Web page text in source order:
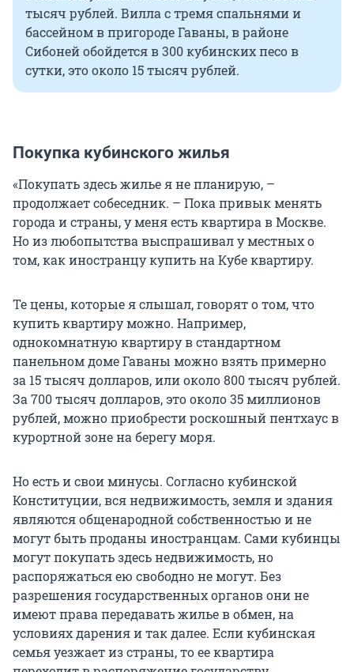
тысяч рублей. Вилла с тремя спальнями и
бассейном в пригороде Гаваны, в районе
Сибоней обойдется в 300 кубинских песо в
сутки, это около 15 тысяч рублей.
Покупка кубинского жилья
«Покупать здесь жилье я не планирую, –
продолжает собеседник. – Пока привык менять
города и страны, у меня есть квартира в Москве.
Но из любопытства выспрашивал у местных о
том, как иностранцу купить на Кубе квартиру.
Те цены, которые я слышал, говорят о том, что
купить квартиру можно. Например,
однокомнатную квартиру в стандартном
панельном доме Гаваны можно взять примерно
за 15 тысяч долларов, или около 800 тысяч рублей.
За 700 тысяч долларов, это около 35 миллионов
рублей, можно приобрести роскошный пентхаус в
курортной зоне на берегу моря.
Но есть и свои минусы. Согласно кубинской
Конституции, вся недвижимость, земля и здания
являются общенародной собственностью и не
могут быть проданы иностранцам. Сами кубинцы
могут покупать здесь недвижимость, но
распоряжаться ею свободно не могут. Без
разрешения государственных органов они не
имеют права передавать жилье в обмен, на
условиях дарения и так далее. Если кубинская
семья уезжает из страны, то ее квартира